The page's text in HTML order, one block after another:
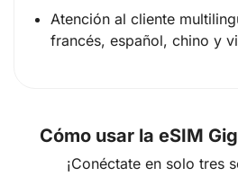
Atención al cliente
francés, español, chino y
Cómo usar la eSIM
¡Conéctate en solo tres